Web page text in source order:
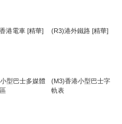
港電車 [精華] (R3)港外鐵路 [精華]
型巴士多媒體
(M3)香港小型巴士字
軌表